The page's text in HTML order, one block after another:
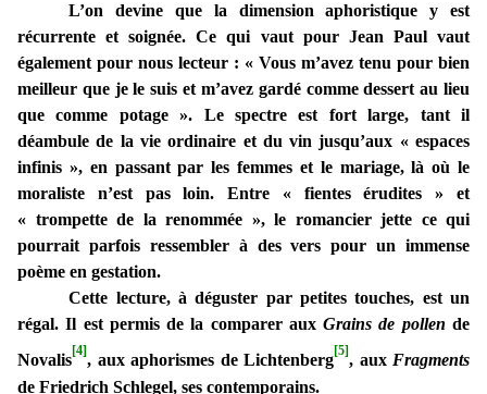
L’on devine que la dimension aphoristique y est
récurrente et soignée. Ce qui vaut pour Jean Paul vaut
également pour nous lecteur : « Vous m’avez tenu pour bien
meilleur que je le suis et m’avez gardé comme dessert au lieu
que comme potage ». Le spectre est fort large, tant il
déambule de la vie ordinaire et du vin jusqu’aux « espaces
infinis », en passant par les femmes et le mariage, là où le
moraliste n’est pas loin. Entre « fientes érudites » et
« trompette de la renommée », le romancier jette ce qui
pourrait parfois ressembler à des vers pour un immense
poème en gestation.
Cette lecture, à déguster par petites touches, est un
régal. Il est permis de la comparer auxGrains de pollen de
Novalis[4], aux aphorismes de Lichtenberg[5], aux Fragments
de Friedrich Schlegel, ses contemporains.